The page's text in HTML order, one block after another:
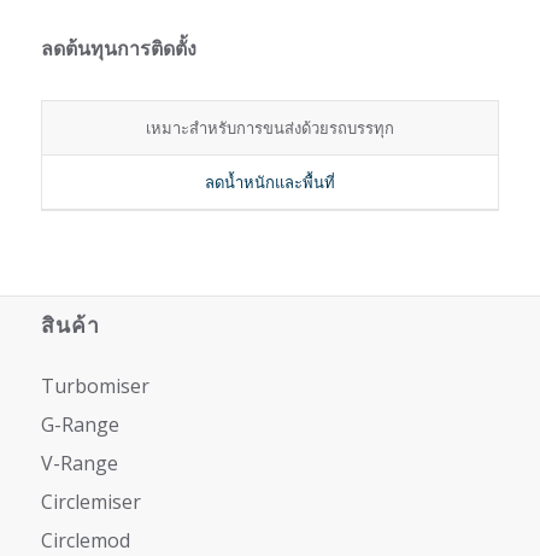
ลดต้นทุนการติดตั้ง
เหมาะสำหรับการขนส่งด้วยรถบรรทุก
ลดน้ำหนักและพื้นที่
สินค้า
Turbomiser
G-Range
V-Range
Circlemiser
Circlemod